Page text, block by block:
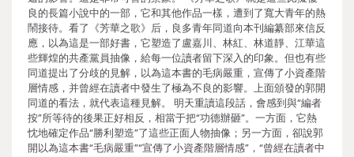
良的長篇小說中的一部，它和其他作品一樣，遭到了寬大青年的熱
鬧接待。看了《芳華之歌》后，良多青年同道向本刊編纂部來信反
應，以為這是一部好書，它塑造了盧嘉川、林紅、林道靜、江華這
些輝煌的共產黨員抽像，給每一位讀者留下深入的印象。但也有些
同道提出了分歧的見解，以為這本書的毛病嚴重，宣傳了小資產階
層情感，并曾經在讀者中發生了極為不良的影響。上面頒發的郭開
同道的看法，就代表這種見解。 明天重讀這段話，會感到與“編者
按”所等待的後果正好相反，相當于把“功德辦砸”。一方面，它熱
忱地確定作品“勝利塑造”了這些正面人物抽像；另一方面，卻說郭
開以為這本書“毛病嚴重”“宣傳了小資產階層情感”，“曾經在讀者中